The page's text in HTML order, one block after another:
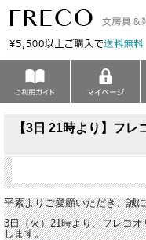
【3日 21時より】フ
平素よりご愛顧いただき、誠
3日（火）21時より、フレコ
します。